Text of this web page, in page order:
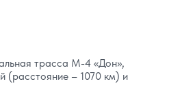
трасса М-4 «Дон»,
(расстояние – 1070 км) и